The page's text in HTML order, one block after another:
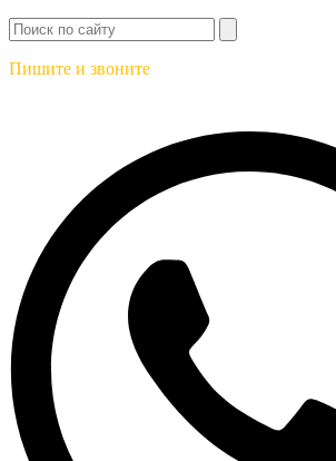
Пишите и звоните